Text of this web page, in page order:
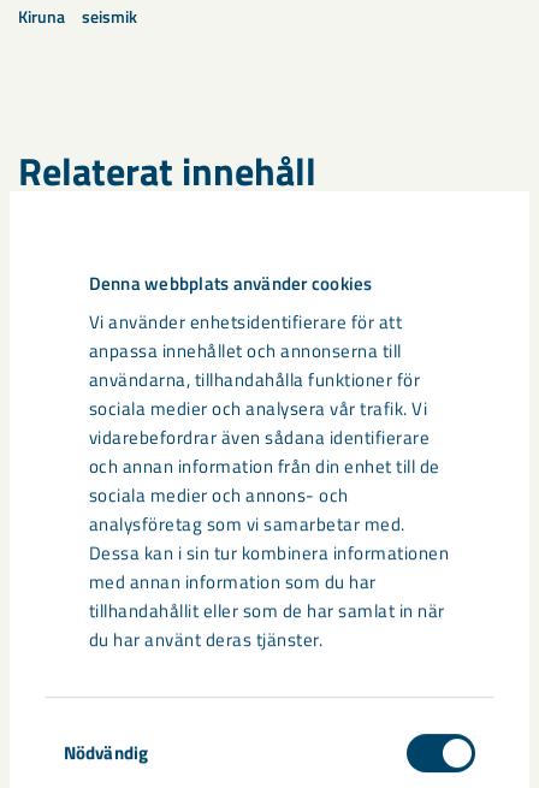
Denna webbplats använder cookies
Vi använder enhetsidentifierare för att
anpassa innehållet och annonserna till
användarna, tillhandahålla funktioner för
sociala medier och analysera vår trafik. Vi
vidarebefordrar även sådana identifierare
och annan information från din enhet till de
sociala medier och annons- och
analysföretag som vi samarbetar med.
Dessa kan i sin tur kombinera informationen
med annan information som du har
tillhandahållit eller som de har samlat in när
du har använt deras tjänster.
Nödvändig
Kiruna seismik
Relaterat innehåll
Sibirien-området i gamla Kiruna
centrum avvecklas under 2026
gamla Kiruna centrum på grund av den pågående gruvdriften
– bland annat ...